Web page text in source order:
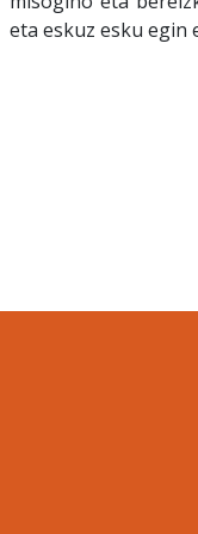
eta eskuz esku egin